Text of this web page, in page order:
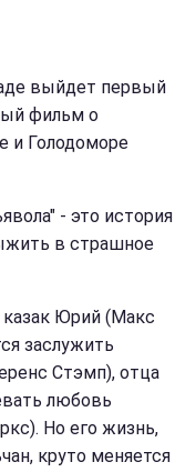
выйдет первый
фильм о
и Голодоморе
- это история
в страшное
Юрий (Макс
заслужить
Стэмп), отца
любовь
Но его жизнь,
круто меняется